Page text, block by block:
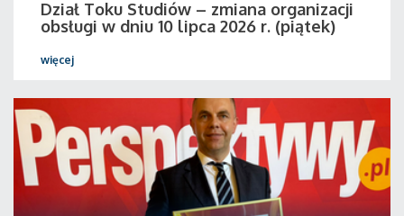
Dział Toku Studiów – zmiana organizacji
obsługi w dniu 10 lipca 2026 r. (piątek)
więcej